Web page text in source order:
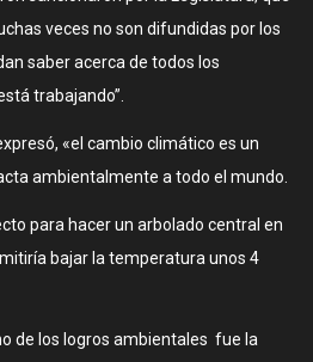
veces no son difundidas por los
saber acerca de todos los
trabajando”.
«el cambio climático es un
ambientalmente a todo el mundo.
para hacer un arbolado central en
bajar la temperatura unos 4
de los logros ambientales fue la